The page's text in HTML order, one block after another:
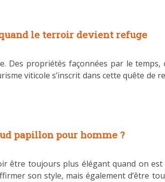
le terroir devient refuge
Des propriétés façonnées par le
viticole s’inscrit dans cette quête de
papillon pour homme ?
être toujours plus élégant quand on
son style, mais également d’être